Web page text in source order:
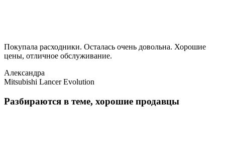
Покупала расходники. Осталась очень довольна. Хорошие
цены, отличное обслуживание.
Александра
Mitsubishi Lancer Evolution
Разбираются в теме, хорошие продавцы